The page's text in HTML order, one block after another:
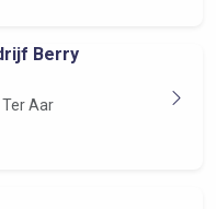
Berry
Aar